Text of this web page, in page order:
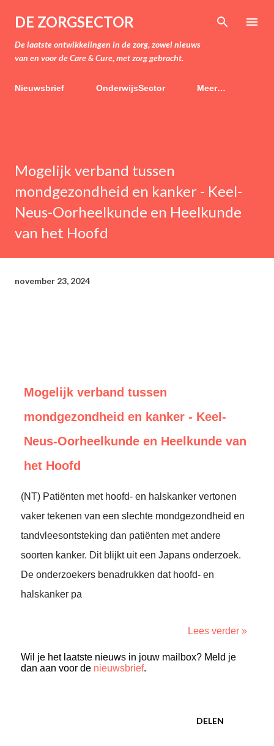
Doorgaan naar hoofdcontent
DE ZORGSECTOR
De laatste ontwikkelingen in de zorg, zowel nieuws
van en voor de Care & Cure, met zorg gebracht.
Nieuwsbrief OnderwijsSector Meer…
Mogelijk verband tussen
mondgezondheid en kanker - Keel-
Neus-Oorheelkunde en Heelkunde
van het Hoofd
november 23, 2024
Mogelijk verband tussen
mondgezondheid en kanker - Keel-
Neus-Oorheelkunde en Heelkunde van
het Hoofd
(NT) Patiënten met hoofd- en halskanker vertonen
vaker tekenen van een slechte mondgezondheid en
tandvleesontsteking dan patiënten met andere
soorten kanker. Dit blijkt uit een Japans onderzoek.
De onderzoekers benadrukken dat hoofd- en
halskanker pa
Lees verder »
Wil je het laatste nieuws in jouw mailbox? Meld je
dan aan voor de nieuwsbrief.
DELEN